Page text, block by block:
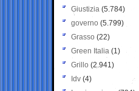
Giustizia (5.784)
governo (5.799)
Grasso (22)
Green Italia (1)
Grillo (2.941)
Idv (4)